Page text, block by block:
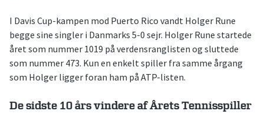
I Davis Cup-kampen mod Puerto Rico vandt Holger Rune
begge sine singler i Danmarks 5-0 sejr. Holger Rune startede
året som nummer 1019 på verdensranglisten og sluttede
som nummer 473. Kun en enkelt spiller fra samme årgang
som Holger ligger foran ham på ATP-listen.
De sidste 10 års vindere af Årets Tennisspiller